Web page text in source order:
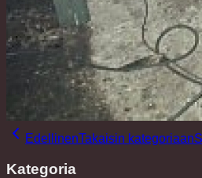
EdellinenTakaisin kategoriaan
Kategoria